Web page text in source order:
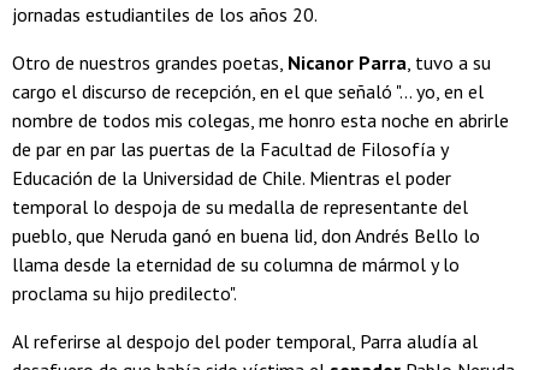
jornadas estudiantiles de los años 20.
Otro de nuestros grandes poetas, Nicanor Parra, tuvo a su
cargo el discurso de recepción, en el que señaló "... yo, en el
nombre de todos mis colegas, me honro esta noche en abrirle
de par en par las puertas de la Facultad de Filosofía y
Educación de la Universidad de Chile. Mientras el poder
temporal lo despoja de su medalla de representante del
pueblo, que Neruda ganó en buena lid, don Andrés Bello lo
llama desde la eternidad de su columna de mármol y lo
proclama su hijo predilecto".
Al referirse al despojo del poder temporal, Parra aludía al